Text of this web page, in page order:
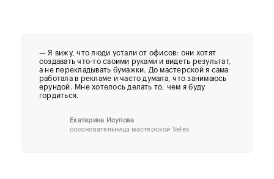
— Я вижу, что люди устали от офисов: они хотят
создавать что-то своими руками и видеть результат,
а не перекладывать бумажки. До мастерской я сама
работала в рекламе и часто думала, что занимаюсь
ерундой. Мне хотелось делать то, чем я буду
гордиться.
Екатерина Исупова
соосновательница мастерской Veles